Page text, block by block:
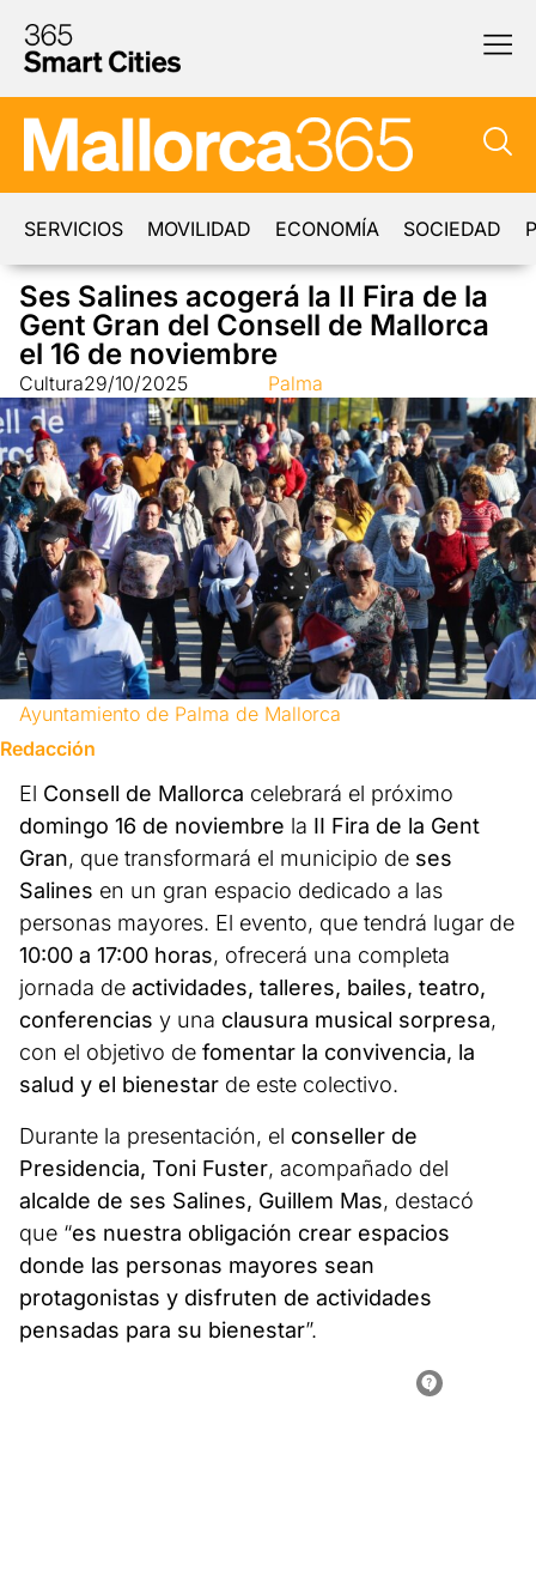
SERVICIOS MOVILIDAD ECONOMÍA SOCIEDAD
Ses Salines acogerá la II Fira de la
Gent Gran del Consell de Mallorca
el 16 de noviembre
Cultura29/10/2025 Palma
Ayuntamiento de Palma de Mallorca
Redacción
El Consell de Mallorca celebrará el próximo
domingo 16 de noviembre la II Fira de la Gent
Gran, que transformará el municipio de ses
Salines en un gran espacio dedicado a las
personas mayores. El evento, que tendrá lugar de
10:00 a 17:00 horas, ofrecerá una completa
jornada de actividades, talleres, bailes, teatro,
conferencias y una clausura musical sorpresa,
con el objetivo de fomentar la convivencia, la
salud y el bienestar de este colectivo.
Durante la presentación, el conseller de
Presidencia, Toni Fuster, acompañado del
alcalde de ses Salines, Guillem Mas, destacó
que “es nuestra obligación crear espacios
donde las personas mayores sean
protagonistas y disfruten de actividades
pensadas para su bienestar”.